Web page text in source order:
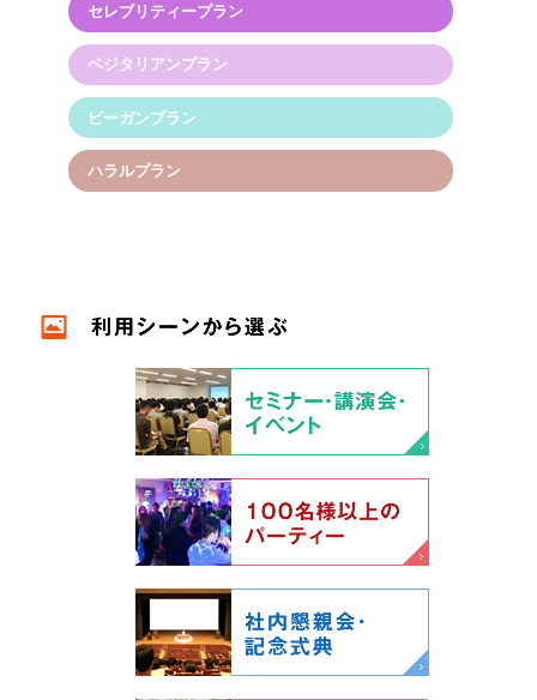
セレブリティープラン
ベジタリアンプラン
ビーガンプラン
ハラルプラン